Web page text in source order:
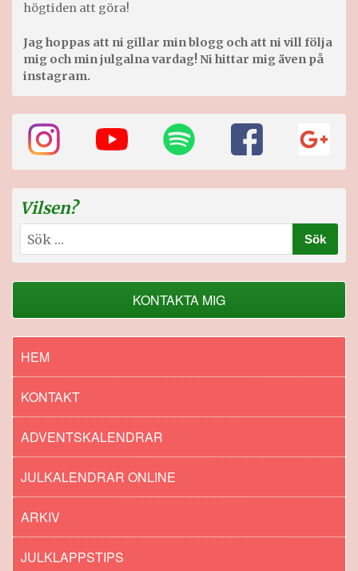
högtiden att göra!
Jag hoppas att ni gillar min blogg och att ni vill följa
mig och min julgalna vardag! Ni hittar mig även på
instagram.
Vilsen?
Sök
efter:
KONTAKTA MIG
HEM
KONTAKT
ADVENTSKALENDRAR
JULKALENDRAR ONLINE
ARKIV
JULKLAPPSTIPS